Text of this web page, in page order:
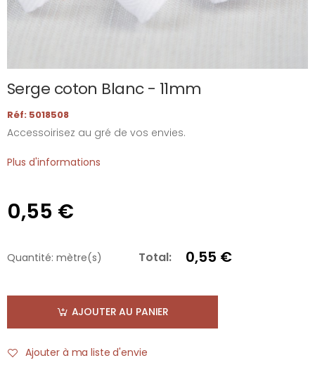
Serge coton Blanc - 11mm
Réf: 5018508
Accessoirisez au gré de vos envies.
Plus d'informations
0,55 €
Quantité: mètre(s) Total: 0,55 €
AJOUTER AU PANIER
Ajouter à ma liste d'envie